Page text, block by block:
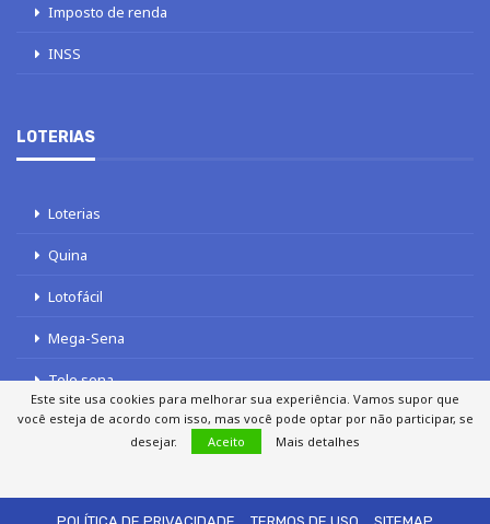
Imposto de renda
INSS
LOTERIAS
Loterias
Quina
Lotofácil
Mega-Sena
Tele sena
Este site usa cookies para melhorar sua experiência. Vamos supor que
você esteja de acordo com isso, mas você pode optar por não participar, se
desejar.
Aceito Mais detalhes